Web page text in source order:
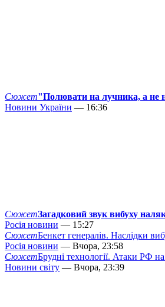
Сюжет"Полювати на лучника, а не
Новини України — 16:36
СюжетЗагадковий звук вибуху
Росія новини — 15:27
СюжетБенкет генералів. Наслідки
Росія новини — Вчора, 23:58
СюжетБрудні технології. Атаки РФ
Новини світу — Вчора, 23:39